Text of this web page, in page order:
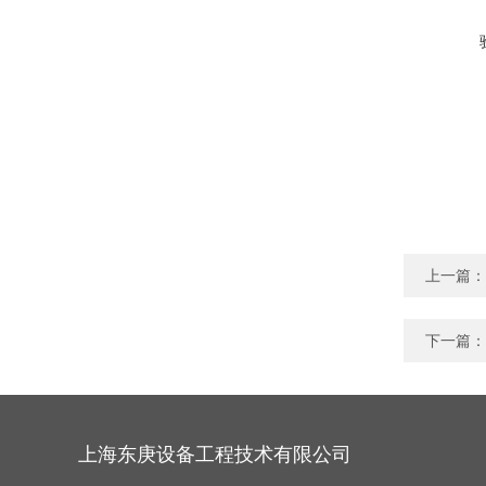
上一篇：
下一篇：
上海东庚设备工程技术有限公司